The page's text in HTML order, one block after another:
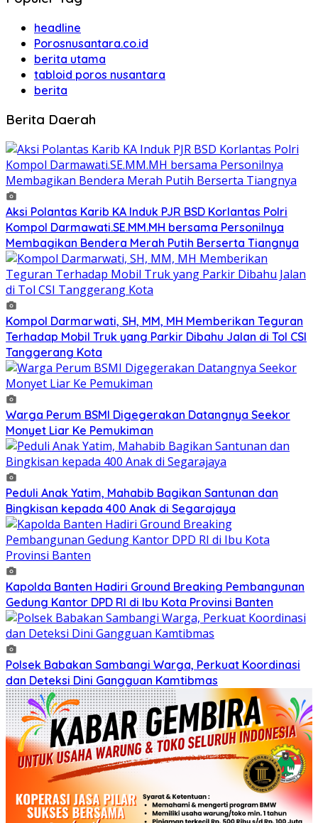
headline
Porosnusantara.co.id
berita utama
tabloid poros nusantara
berita
Berita Daerah
Aksi Polantas Karib KA Induk PJR BSD Korlantas Polri
Kompol Darmawati.SE.MM.MH bersama Personilnya
Membagikan Bendera Merah Putih Berserta Tiangnya
Kompol Darmarwati, SH, MM, MH Memberikan Teguran
Terhadap Mobil Truk yang Parkir Dibahu Jalan di Tol CSI
Tanggerang Kota
Warga Perum BSMI Digegerakan Datangnya Seekor
Monyet Liar Ke Pemukiman
Peduli Anak Yatim, Mahabib Bagikan Santunan dan
Bingkisan kepada 400 Anak di Segarajaya
Kapolda Banten Hadiri Ground Breaking Pembangunan
Gedung Kantor DPD RI di Ibu Kota Provinsi Banten
Polsek Babakan Sambangi Warga, Perkuat Koordinasi
dan Deteksi Dini Gangguan Kamtibmas